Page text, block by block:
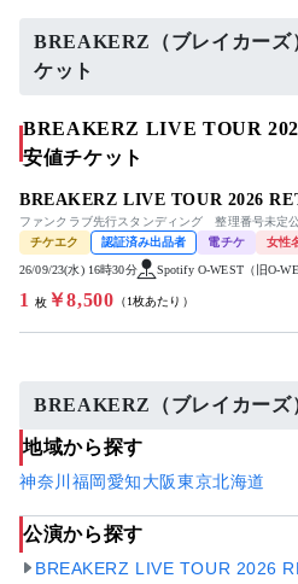
BREAKERZ（ブレイカーズ
ケット
BREAKERZ LIVE TOUR
安値チケット
BREAKERZ LIVE TOUR 2026
ファンクラブ先行スタンディング 整理番号未定
チケエク
認証済み出品者 電チケ 女性
26/09/23(水) 16時30分 Spotify O-WEST（旧O-
1 枚￥8,500 （1枚あたり）
BREAKERZ（ブレイカーズ
地域から探す
神奈川 福岡愛知大阪東京北海道
公演から探す
BREAKERZ LIVE TOUR 2026